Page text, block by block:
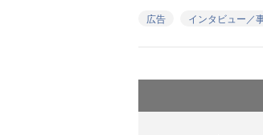
広告 インタビュー／